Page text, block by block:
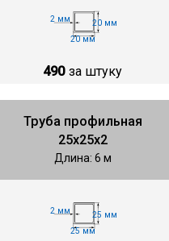
2 мм
20 мм
20 мм
490 за штуку
Труба профильная
25х25х2
Длина: 6 м
2 мм
25 мм
25 мм